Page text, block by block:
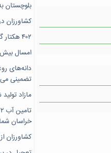
بلوچستان
کشاورزان
۴۰۲ هکتار گلرنگ در لرستان کشت شده است
امسال بیش از ۷۰ هزار تن پسته در رفسنجان
دانه‌های
تضمینی
مازاد
خراسان
کشاورزان